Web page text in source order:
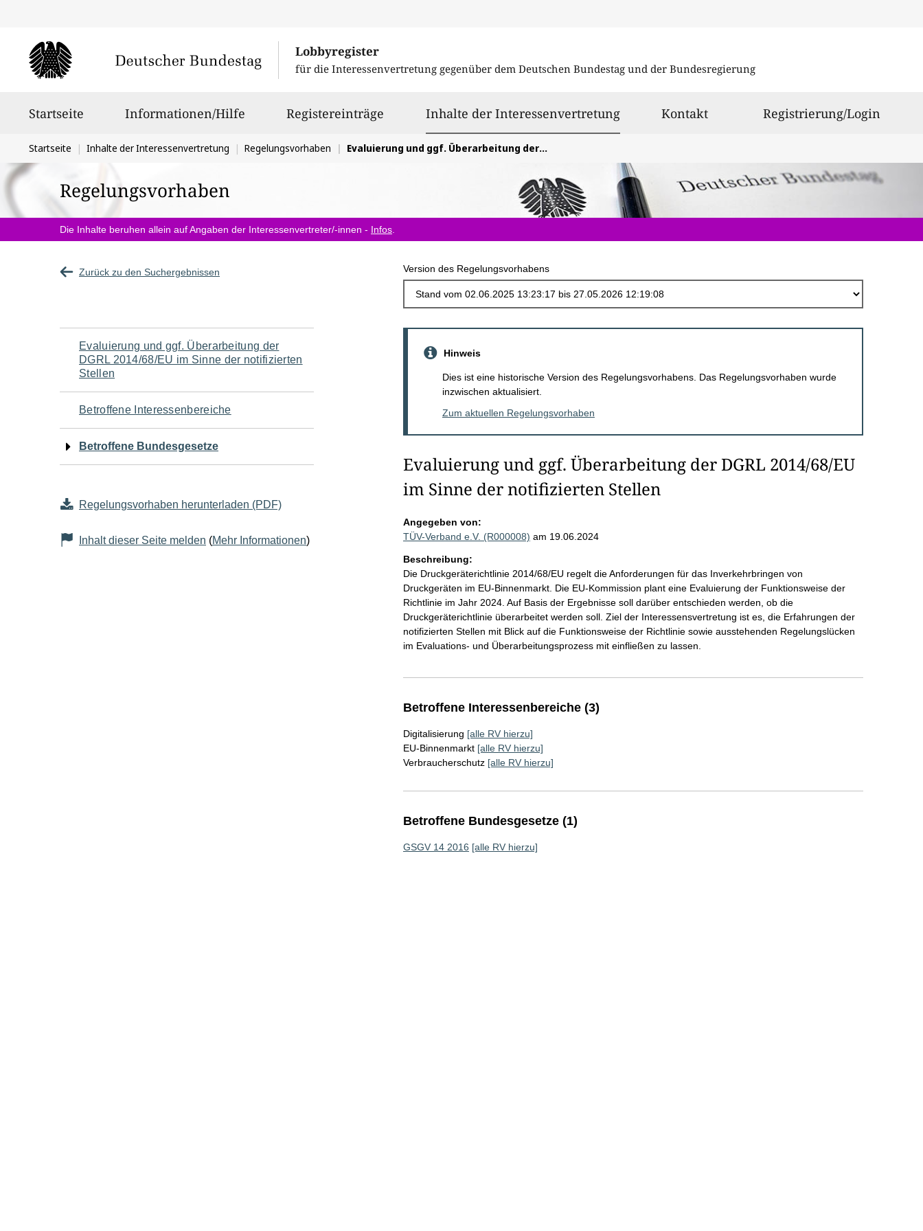
Lobbyregister
für die Interessenvertretung gegenüber dem Deutschen Bundestag und der Bundesregierung
Startseite Informationen/Hilfe Registereinträge Inhalte der Interessenvertretungausgewählt
Kontakt Registrierung/Login
Sie
befinden
sich
hier:
Startseite Inhalte der Interessenvertretung Regelungsvorhaben Evaluierung und ggf. Überarbeitung der DGRL 2014/68/EU im Sinne der notifizierten Stellen
Regelungsvorhaben
Die Inhalte beruhen allein auf Angaben der Interessenvertreter/-innen - Infos
Zurück zu den Suchergebnissen Version des Regelungsvorhabens
Navigation
für
den
Seiteninhalt
Evaluierung und ggf. Überarbeitung der
DGRL 2014/68/EU im Sinne der notifizierten
Stellen
Betroffene Interessenbereiche
Betroffene Bundesgesetze
Regelungsvorhaben herunterladen (PDF)
Inhalt dieser Seite melden (Mehr Informationen)
Hinweis
Dies ist eine historische Version des Regelungsvorhabens. Das Regelungsvorhaben wurde
inzwischen aktualisiert.
Zum aktuellen Regelungsvorhaben
Evaluierung und ggf. Überarbeitung der DGRL 2014/68/EU
im Sinne der notifizierten Stellen
Angegeben von:
TÜV-Verband e.V. (R000008) am 19.06.2024
Beschreibung:
Die Druckgeräterichtlinie 2014/68/EU regelt die Anforderungen für das Inverkehrbringen von
Druckgeräten im EU-Binnenmarkt. Die EU-Kommission plant eine Evaluierung der Funktionsweise der
Richtlinie im Jahr 2024. Auf Basis der Ergebnisse soll darüber entschieden werden, ob die
Druckgeräterichtlinie überarbeitet werden soll. Ziel der Interessensvertretung ist es, die Erfahrungen der
notifizierten Stellen mit Blick auf die Funktionsweise der Richtlinie sowie ausstehenden Regelungslücken
im Evaluations- und Überarbeitungsprozess mit einfließen zu lassen.
Betroffene Interessenbereiche (3)
Digitalisierung [alle RV hierzu]
EU-Binnenmarkt [alle RV hierzu]
Verbraucherschutz [alle RV hierzu]
Betroffene Bundesgesetze (1)
GSGV 14 2016 [alle RV hierzu]